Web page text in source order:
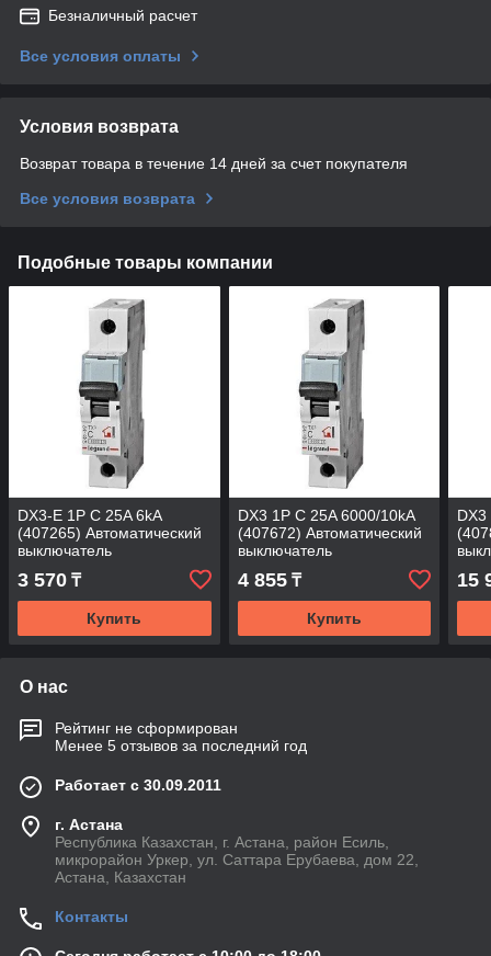
Безналичный расчет
Все условия оплаты
Условия возврата
Возврат товара в течение 14 дней за счет покупателя
Все условия возврата
Подобные товары компании
DX3-E 1P C 25A 6kA
(407265) Автоматический
выключатель
3 570 ₸
Купить
DX3 1P C 25A 6000/10kA
(407672) Автоматический
выключатель
4 855₸
Купить
DX3
15
О нас
Рейтинг не сформирован
Менее 5 отзывов за последний год
Работает с 30.09.2011
г. Астана
Республика Казахстан, г. Астана, район Есиль,
микрорайон Уркер, ул. Саттара Ерубаева, дом 22,
Астана, Казахстан
Контакты